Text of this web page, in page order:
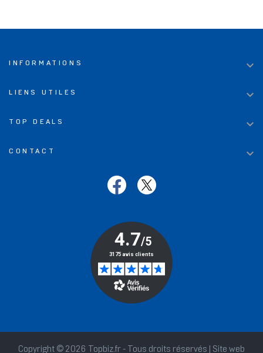
INFORMATIONS 
LIENS UTILES 
TOP DEALS 
CONTACT 
Copyright © 2026 Topbiz.fr - Tous droits réservés | Site web